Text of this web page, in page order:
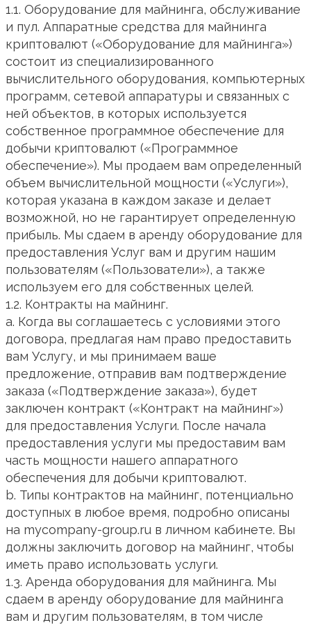
1.1. Оборудование для майнинга, обслуживание
и пул. Аппаратные средства для майнинга
криптовалют («Оборудование для майнинга»)
состоит из специализированного
вычислительного оборудования, компьютерных
программ, сетевой аппаратуры и связанных с
ней объектов, в которых используется
собственное программное обеспечение для
добычи криптовалют («Программное
обеспечение»). Мы продаем вам определенный
объем вычислительной мощности («Услуги»),
которая указана в каждом заказе и делает
возможной, но не гарантирует определенную
прибыль. Мы сдаем в аренду оборудование для
предоставления Услуг вам и другим нашим
пользователям («Пользователи»), а также
используем его для собственных целей.
1.2. Контракты на майнинг.
a. Когда вы соглашаетесь с условиями этого
договора, предлагая нам право предоставить
вам Услугу, и мы принимаем ваше
предложение, отправив вам подтверждение
заказа («Подтверждение заказа»), будет
заключен контракт («Контракт на майнинг»)
для предоставления Услуги. После начала
предоставления услуги мы предоставим вам
часть мощности нашего аппаратного
обеспечения для добычи криптовалют.
b. Типы контрактов на майнинг, потенциально
доступных в любое время, подробно описаны
на mycompany-group.ru в личном кабинете. Вы
должны заключить договор на майнинг, чтобы
иметь право использовать услуги.
1.3. Аренда оборудования для майнинга. Мы
сдаем в аренду оборудование для майнинга
вам и другим пользователям, в том числе